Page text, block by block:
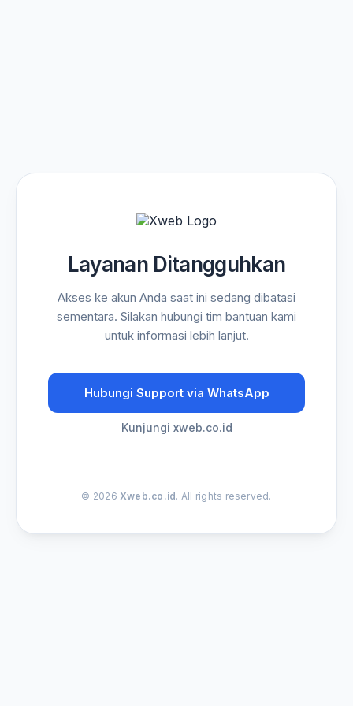
Layanan Ditangguhkan
Akses ke akun Anda saat ini sedang dibatasi
sementara. Silakan hubungi tim bantuan kami
untuk informasi lebih lanjut.
Hubungi Support via WhatsApp
Kunjungi xweb.co.id
© 2026 Xweb.co.id. All rights reserved.